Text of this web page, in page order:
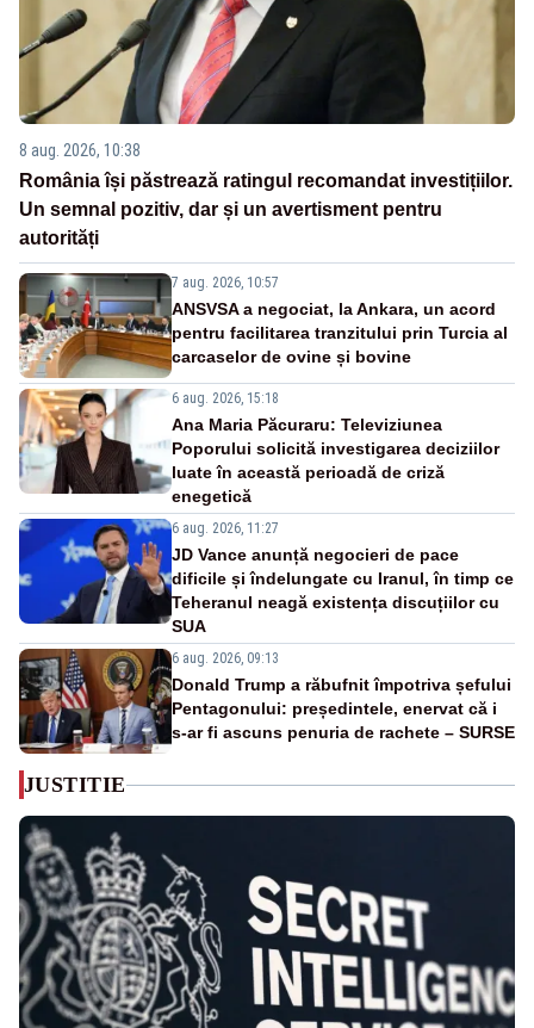
8 aug. 2026, 10:38
România își păstrează ratingul recomandat investițiilor.
Un semnal pozitiv, dar și un avertisment pentru
autorități
7 aug. 2026, 10:57
ANSVSA a negociat, la Ankara, un acord
pentru facilitarea tranzitului prin Turcia al
carcaselor de ovine și bovine
6 aug. 2026, 15:18
Ana Maria Păcuraru: Televiziunea
Poporului solicită investigarea deciziilor
luate în această perioadă de criză
enegetică
6 aug. 2026, 11:27
JD Vance anunță negocieri de pace
dificile și îndelungate cu Iranul, în timp ce
Teheranul neagă existența discuțiilor cu
SUA
6 aug. 2026, 09:13
Donald Trump a răbufnit împotriva șefului
Pentagonului: președintele, enervat că i
s-ar fi ascuns penuria de rachete – SURSE
JUSTITIE